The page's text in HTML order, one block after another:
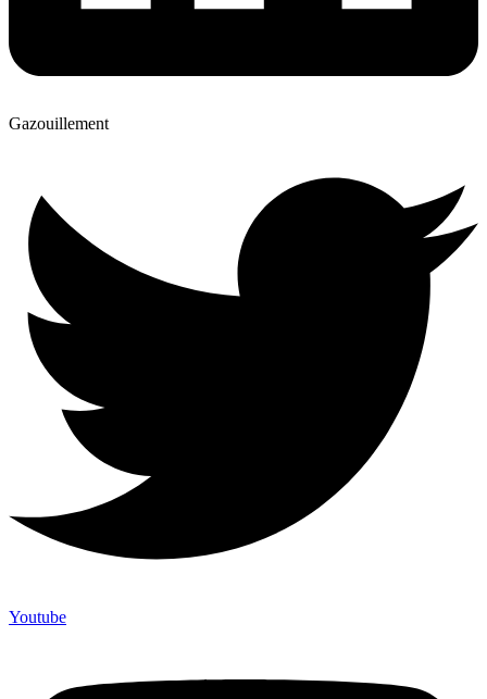
Gazouillement
Youtube